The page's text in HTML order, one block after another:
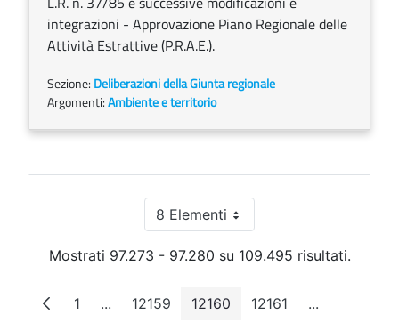
integrazioni - Approvazione Piano Regionale delle
Attività Estrattive (P.R.A.E.).
Sezione: Deliberazioni della Giunta regionale
Argomenti:Ambiente e territorio
8 ElementiPer pagina
Mostrati 97.273 - 97.280 su 109.495 risultati.
Pagina
1 ...Pagine intermedie
Pagina
12159 Pagina
12160 Pagina
12161 ...Pagine